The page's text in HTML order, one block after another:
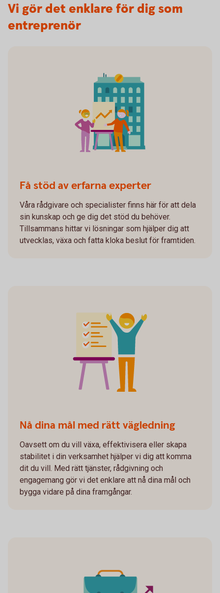
Vi gör det enklare för dig som
entreprenör
Få stöd av erfarna experter
Våra rådgivare och specialister finns här för att dela
sin kunskap och ge dig det stöd du behöver.
Tillsammans hittar vi lösningar som hjälper dig att
utvecklas, växa och fatta kloka beslut för framtiden.
Nå dina mål med rätt vägledning
Oavsett om du vill växa, effektivisera eller skapa
stabilitet i din verksamhet hjälper vi dig att komma
dit du vill. Med rätt tjänster, rådgivning och
engagemang gör vi det enklare att nå dina mål och
bygga vidare på dina framgångar.